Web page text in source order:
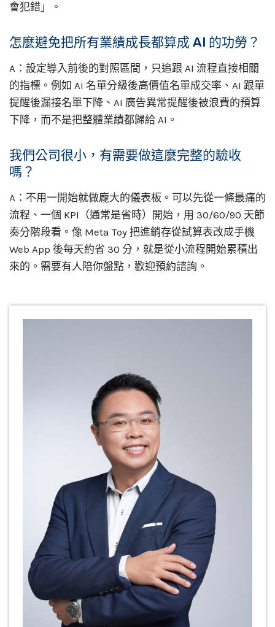
會犯錯」。
怎麼避免把所有業績成長都算成 AI 的功勞？
A：設定導入前後的對照區間，只追跟 AI 流程直接相關
的指標。例如 AI 名單分級後高價值名單成交率、AI 跟單
提醒後漏接名單下降、AI 廣告異常提醒後被浪費的預算
下降，而不是把整體業績都歸給 AI。
我們公司很小，有需要做這麼完整的驗收
嗎？
A：不用一開始就做龐大的儀表板。可以先從一條最痛的
流程、一個 KPI（通常是省時）開始，用 30/60/90 天節
奏分階段看。像 Meta Toy 把進銷存從試算表改成手機
Web App 後每天約省 30 分，就是從小流程開始累積出
來的。需要有人陪你盤點，歡迎預約諮詢。